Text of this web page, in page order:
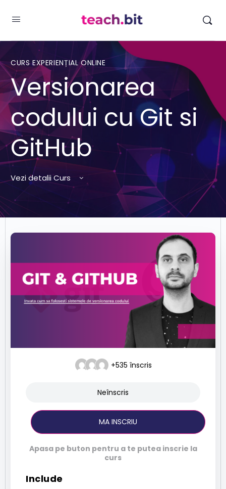
CURS EXPERIENȚIAL ONLINE
Versionarea
codului cu Git si
GitHub
Vezi detalii Curs
+535 înscris
Neînscris
MA INSCRIU
Apasa pe buton pentru a te putea inscrie la
curs
Include